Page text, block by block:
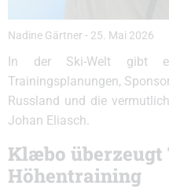
Nadine Gärtner - 25. Mai 2026
In der Ski-Welt gibt
Trainingsplanungen,
Russland und die
Johan Eliasch.
Klæbo
Höhentraining